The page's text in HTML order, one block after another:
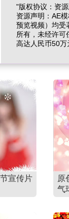
"版权协议：资
资源声明：AE
预览视频）均受
所有，未经许可
高达人民币50
宣传片
原
气